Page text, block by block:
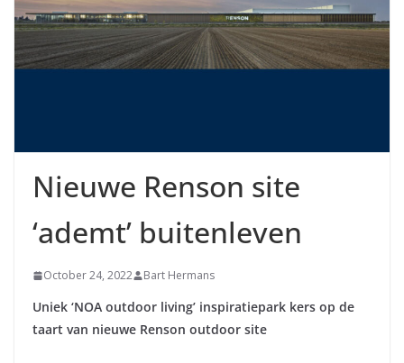
Nieuwe Renson site
‘ademt’ buitenleven
October 24, 2022 Bart Hermans
Uniek ‘NOA outdoor living’ inspiratiepark kers op de
taart van nieuwe Renson outdoor site